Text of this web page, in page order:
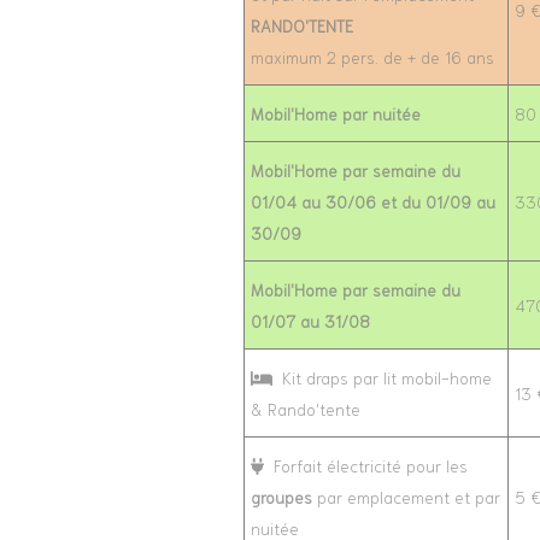
RANDO'TENTE
maximum 2 pers. de + de 16 ans
9 €
Mobil'Home par nuitée 80
Mobil'Home par semaine du
01/04 au 30/06 et du 01/09 au
30/09
Mobil'Home par semaine du
01/07 au 31/08
Kit draps par lit mobil-home
& Rando'tente
13
Forfait électricité pour les
groupes par emplacement et par
nuitée
5 €